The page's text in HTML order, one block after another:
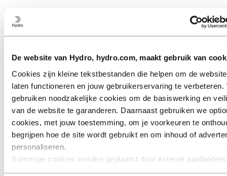
De website van Hydro, hydro.com, maakt gebruik van
Cookies zijn kleine tekstbestanden die helpen om de
laten functioneren en jouw gebruikerservaring te verbeteren.
gebruiken noodzakelijke cookies om de basiswerking en
van de website te garanderen. Daarnaast gebruiken we
cookies, met jouw toestemming, om je voorkeuren te
begrijpen hoe de site wordt gebruikt en om inhoud of
personaliseren.
Sommige cookies worden geplaatst door externe
Hun toewijding aan duurzaamheid is niet alleen terug te zien in het
ontwerp van hun producten, maar ook in hun productieproces en
hun visie voor de toekomst.